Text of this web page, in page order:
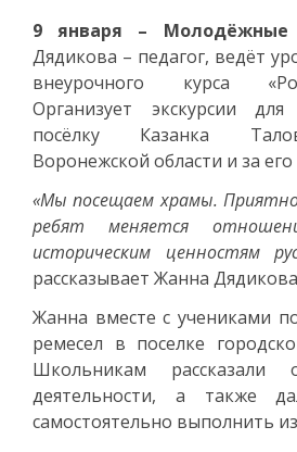
9 января – Молодёжные
Дядикова – педагог, ведёт
внеурочного курса
Организует экскурсии
посёлку Казанка
Воронежской области и за
«Мы посещаем храмы.
ребят меняется
историческим ценностям
рассказывает Жанна
Жанна вместе с учениками
ремесел в поселке
Школьникам
деятельности, а также
самостоятельно выполнить